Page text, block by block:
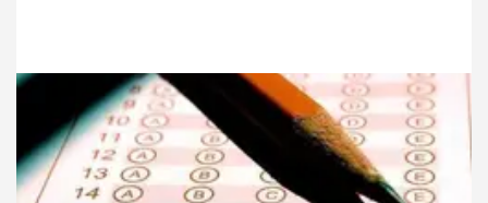
22.04.2026 Bursa